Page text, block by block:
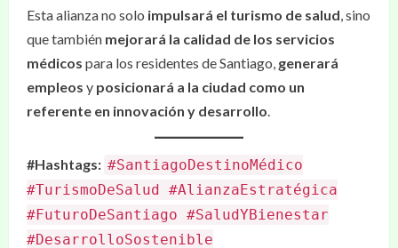
Esta alianza no solo impulsará el turismo de salud, sino
que también mejorará la calidad de los servicios
médicos para los residentes de Santiago, generará
empleos y posicionará a la ciudad como un
referente en innovación y desarrollo.
#Hashtags: #SantiagoDestinoMédico
#TurismoDeSalud #AlianzaEstratégica
#FuturoDeSantiago #SaludYBienestar
#DesarrolloSostenible